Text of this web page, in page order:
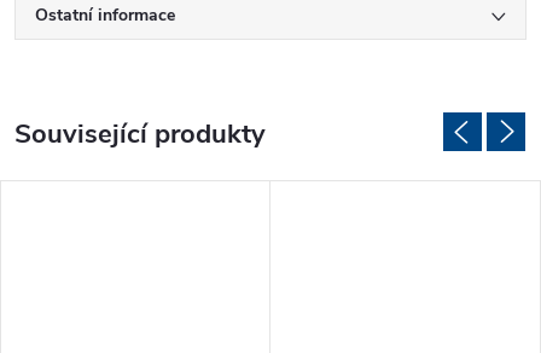
Ostatní informace
Související produkty